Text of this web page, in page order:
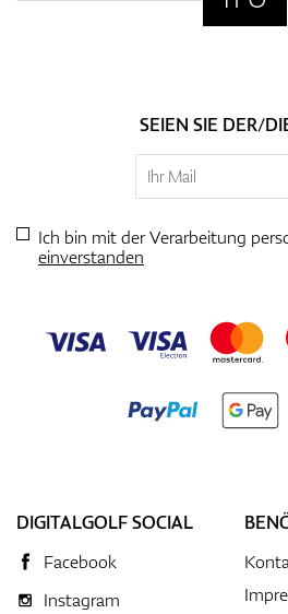
SEIEN SIE DER/
Ich bin mit der Verarbeitung
einverstanden
DIGITALGOLF SOCIAL
Facebook
Instagram